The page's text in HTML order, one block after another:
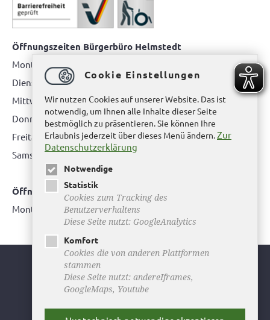
Öffnungszeiten Bürgerbüro Helmstedt
Montag: 08.00 bis 12.00 Uhr
Dienstag: 08.00 bis 12.00 Uhr & 15.00 Uhr bis 17.00 Uhr
Mittwoch: nur nach Terminvereinbarung
Donnerstag: 08.00 bis 12.00 Uhr & 14.00 Uhr bis 16.00 Uhr
Freitag: nur nach Terminvereinbarung
Samstag:bitte hier klicken
Öffnungszeiten Bürgerbüro Büddenstedt
Montag: 14:00 bis 16:00 Uhr
Youtube
Facebook
Cookie Einstellungen
Wir nutzen Cookies auf unserer Website. Das ist
notwendig, um Ihnen alle Inhalte dieser Seite
bestmöglich zu präsentieren. Sie können Ihre
Erlaubnis jederzeit über dieses Menü ändern.Zur
Datenschutzerklärung
Notwendige
Statistik
Cookies zum Tracking des
Benutzerverhaltens
Diese Seite nutzt: GoogleAnalytics
Komfort
Cookies die von anderen Plattformen
stammen
Diese Seite nutzt: andereIframes,
GoogleMaps, Youtube